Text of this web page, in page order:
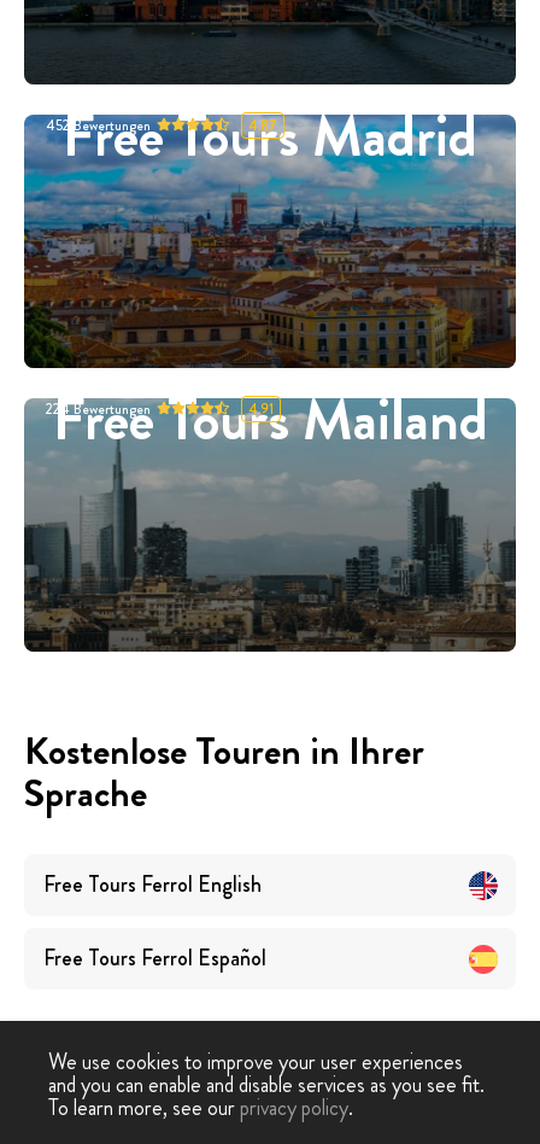
Free Tours Madrid
452 Bewertungen 4.87
Free Tours Mailand
224Bewertungen 4.91
Kostenlose Touren in Ihrer
Sprache
Free Tours Ferrol English
Free Tours Ferrol Español
Free Walking Tour › Ferrol
We use cookies to improve your user experiences
and you can enable and disable services as you see fit.
To learn more, see ourprivacy policy.